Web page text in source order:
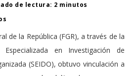
de lectura: 2 minutos
de la República (FGR), a través de la
Especializada en Investigación de
(SEIDO), obtuvo vinculación a